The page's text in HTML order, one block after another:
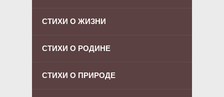
СТИХИ О ЖИЗНИ
СТИХИ О РОДИНЕ
СТИХИ О ПРИРОДЕ